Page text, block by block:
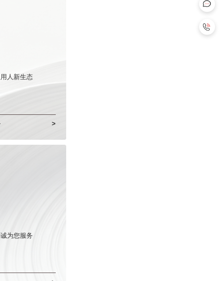
021-
人新生态
>
为您服务